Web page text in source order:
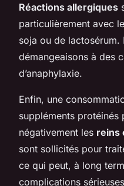
Réactions allergiques
particulièrement avec
soja ou de
démangeaisons à des
d’anaphylaxie.
Enfin, une
suppléments protéinés
négativement les reins
sont sollicités pour
ce qui peut, à long
complications